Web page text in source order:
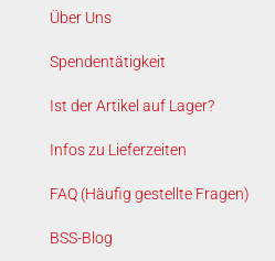
Über Uns
Spendentätigkeit
Ist der Artikel auf Lager?
Infos zu Lieferzeiten
FAQ (Häufig gestellte Fragen)
BSS-Blog